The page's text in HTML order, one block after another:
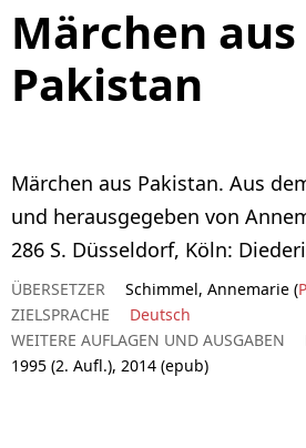
Märchen aus
Pakistan
Märchen aus Pakistan. Aus
und herausgegeben von
286 S. Düsseldorf, Köln:
ÜBERSETZER Schimmel, Annemarie (
ZIELSPRACHE
Deutsch
WEITERE AUFLAGEN UND AUSGABEN
1995 (2. Aufl.), 2014 (epub)